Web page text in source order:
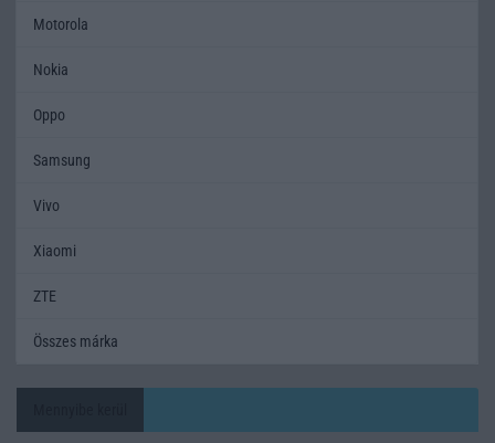
Motorola
Nokia
Oppo
Samsung
Vivo
Xiaomi
ZTE
Összes márka